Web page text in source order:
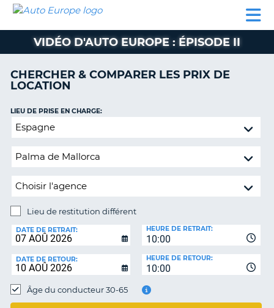
LOCATION
VOITURE
CAMPING-
CAR
CLIENT
AUTO
EUROPE
LOCATION
VOITURE
CAMPING-
CAR
PARTENAIRES
SUPPORT
CLIENT
COMPTE
MA
VIDÉO D'AUTO EUROPE : ÉPISODE II
CHERCHER & COMPARER LES PRIX DE
LOCATION
Lieu
restitution
LIEU DE PRISE EN CHARGE:
Lieu de restitution différent
DE
RESTITUTION:
DATE DE RETRAIT:
10:00
HEURE DE RETRAIT:
DATE DE RETOUR:
10:00
HEURE DE RETOUR:
Âge du conducteur 30-65